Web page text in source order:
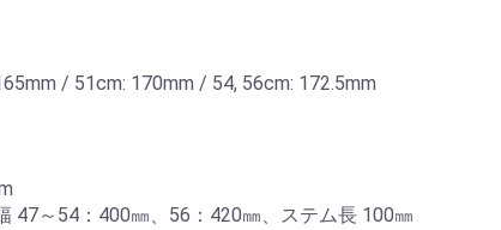
/ 51cm: 170mm / 54, 56cm: 172.5mm
47～54：400㎜、56：420㎜、ステム長 100㎜